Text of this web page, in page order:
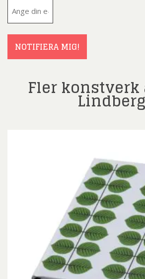
NOTIFIERA MIG!
Fler konstverk
Lindberg